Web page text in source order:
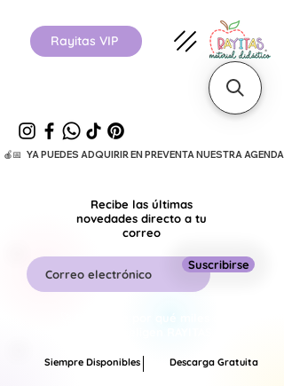
Rayitas VIP
🍎📅   YA PUEDES ADQUIRIR EN PREVENTA NUESTRA
Suscribirse
Recibe las últimas
novedades directo a tu
correo
Siempre Disponibles Descarga Gratuita